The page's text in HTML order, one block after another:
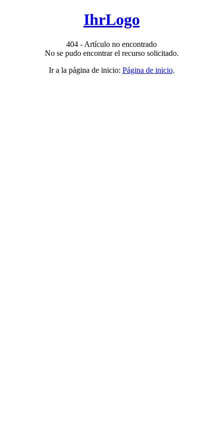
IhrLogo
404 - Artículo no encontrado
No se pudo encontrar el recurso solicitado.
Ir a la página de inicio: Página de inicio.